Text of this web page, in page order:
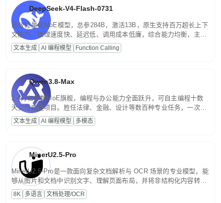
DeepSeek-V4-Flash-0731
高效轻量化MoE模型，总参284B，激活13B，原生支持百万超长上下
文能力。推理速度快、延迟低、调用成本低廉，综合能力均衡，主打
高并发、轻量化任务，适合日常对话、内容创作、基础 RAG、批量
文案处理等普惠刚需场景。
文本生成 AI 编程模型 Function Calling
Qwen3.8-Max
2.4万亿参数MoE旗舰，编程与办公能力全面跃升，可自主编程十数
天交付完整项目。胜任法律、金融、设计等数百种专业任务，一次对
话端到端交付生产级成果。原生视觉理解贯穿规划、执行与验证全流
程，支持超长文档与长视频的深度语义解析。长程任务中自主规划与
文本生成 AI 编程模型 多模态
MinerU2.5-Pro
MinerU2.5-Pro是一款面向复杂文档解析与 OCR 场景的专业模型，能
够从图片和文档中识别文字、理解页面布局，并将非结构化内容转换
为便于存储、检索和二次处理的结构化结果。
8K 多语言 文档处理/OCR